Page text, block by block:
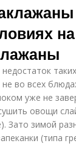
во всех
уже не
овощи
Зато зимой
(типа